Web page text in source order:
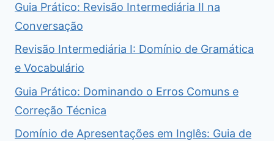
Guia Prático: Revisão Intermediária II na
Conversação
Revisão Intermediária I: Domínio de Gramática
e Vocabulário
Guia Prático: Dominando o Erros Comuns e
Correção Técnica
Domínio de Apresentações em Inglês: Guia de